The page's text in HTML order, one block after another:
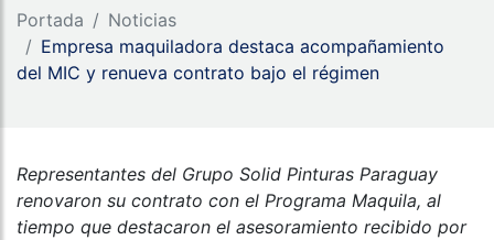
Portada
Noticias
Empresa maquiladora destaca acompañamiento
del MIC y renueva contrato bajo el régimen
Representantes del Grupo Solid Pinturas Paraguay
renovaron su contrato con el Programa Maquila, al
tiempo que destacaron el asesoramiento recibido por